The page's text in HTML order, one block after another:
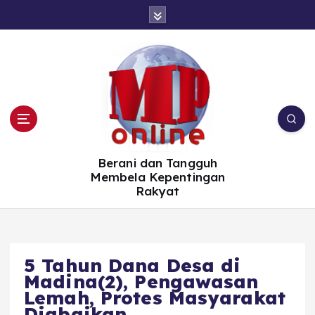
Berani dan Tangguh
Membela Kepentingan
Rakyat
5 Tahun Dana Desa di
Madina(2), Pengawasan
Lemah, Protes Masyarakat